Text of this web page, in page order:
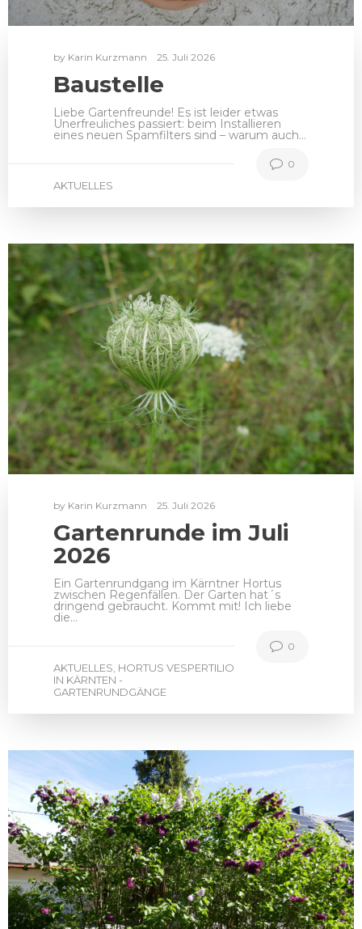
by Karin Kurzmann 25. Juli 2026
Baustelle
Liebe Gartenfreunde! Es ist leider etwas
Unerfreuliches passiert: beim Installieren
eines neuen Spamfilters sind – warum auch…
AKTUELLES
0
by Karin Kurzmann 25. Juli 2026
Gartenrunde im Juli
2026
Ein Gartenrundgang im Kärntner Hortus
zwischen Regenfällen. Der Garten hat´s
dringend gebraucht. Kommt mit! Ich liebe
die…
AKTUELLES, HORTUS VESPERTILIO
IN KÄRNTEN -
GARTENRUNDGÄNGE
0